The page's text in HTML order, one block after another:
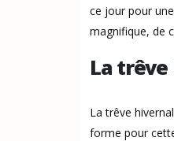
ce jour pour
magnifique, de
La
La trêve
forme pour